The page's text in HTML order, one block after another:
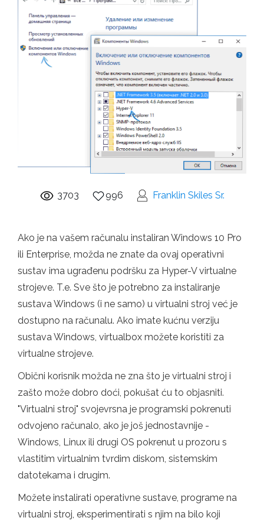
3703 996 Franklin Skiles Sr.
Ako je na vašem računalu instaliran Windows 10 Pro
ili Enterprise, možda ne znate da ovaj operativni
sustav ima ugrađenu podršku za Hyper-V virtualne
strojeve. T.e. Sve što je potrebno za instaliranje
sustava Windows (i ne samo) u virtualni stroj već je
dostupno na računalu. Ako imate kućnu verziju
sustava Windows, virtualbox možete koristiti za
virtualne strojeve.
Obični korisnik možda ne zna što je virtualni stroj i
zašto može dobro doći, pokušat ću to objasniti.
"Virtualni stroj" svojevrsna je programski pokrenuti
odvojeno računalo, ako je još jednostavnije -
Windows, Linux ili drugi OS pokrenut u prozoru s
vlastitim virtualnim tvrdim diskom, sistemskim
datotekama i drugim.
Možete instalirati operativne sustave, programe na
virtualni stroj, eksperimentirati s njim na bilo koji